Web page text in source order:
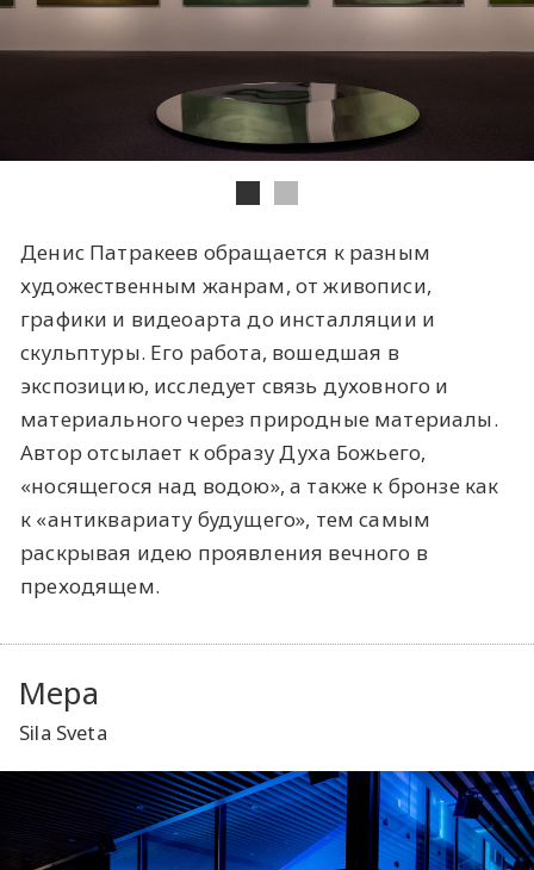
Денис Патракеев обращается к разным
художественным жанрам, от живописи,
графики и видеоарта до инсталляции и
скульптуры. Его работа, вошедшая в
экспозицию, исследует связь духовного и
материального через природные материалы.
Автор отсылает к образу Духа Божьего,
«носящегося над водою», а также к бронзе как
к «антиквариату будущего», тем самым
раскрывая идею проявления вечного в
преходящем.
Мера
Sila Sveta